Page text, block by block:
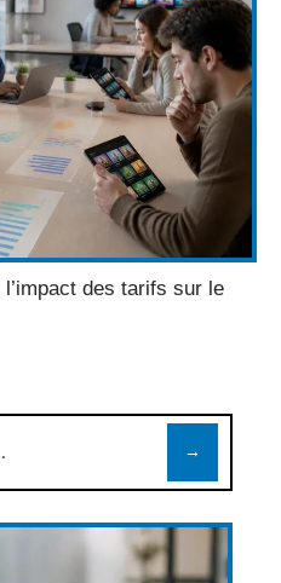
des tarifs sur le